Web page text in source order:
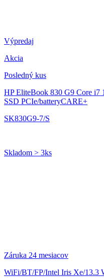
Výpredaj
Akcia
Posledný kus
HP EliteBook 830 G9 Core i7
SSD PCIe/batteryCARE+
SK830G9-7/S
Skladom > 3ks
Záruka 24 mesiacov
WiFi/BT/FP/Intel Iris Xe/13.3